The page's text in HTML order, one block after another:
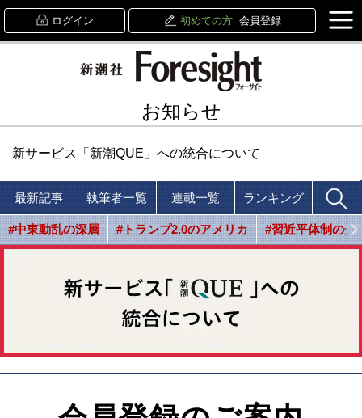
ログイン 初めての方 会員登録
お知らせ
新サービス「新潮QUE」への統合について
最新記事 執筆者一覧 連載一覧 ランキング
#中東動乱の深層 #トランプ2.0のアメリカ #習近平体制の光